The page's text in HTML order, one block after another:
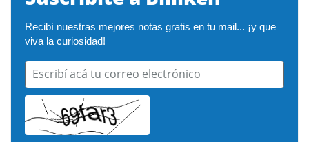
Recibí nuestras mejores notas gratis en tu mail... ¡y que
viva la curiosidad!
Escribí acá tu correo electrónico